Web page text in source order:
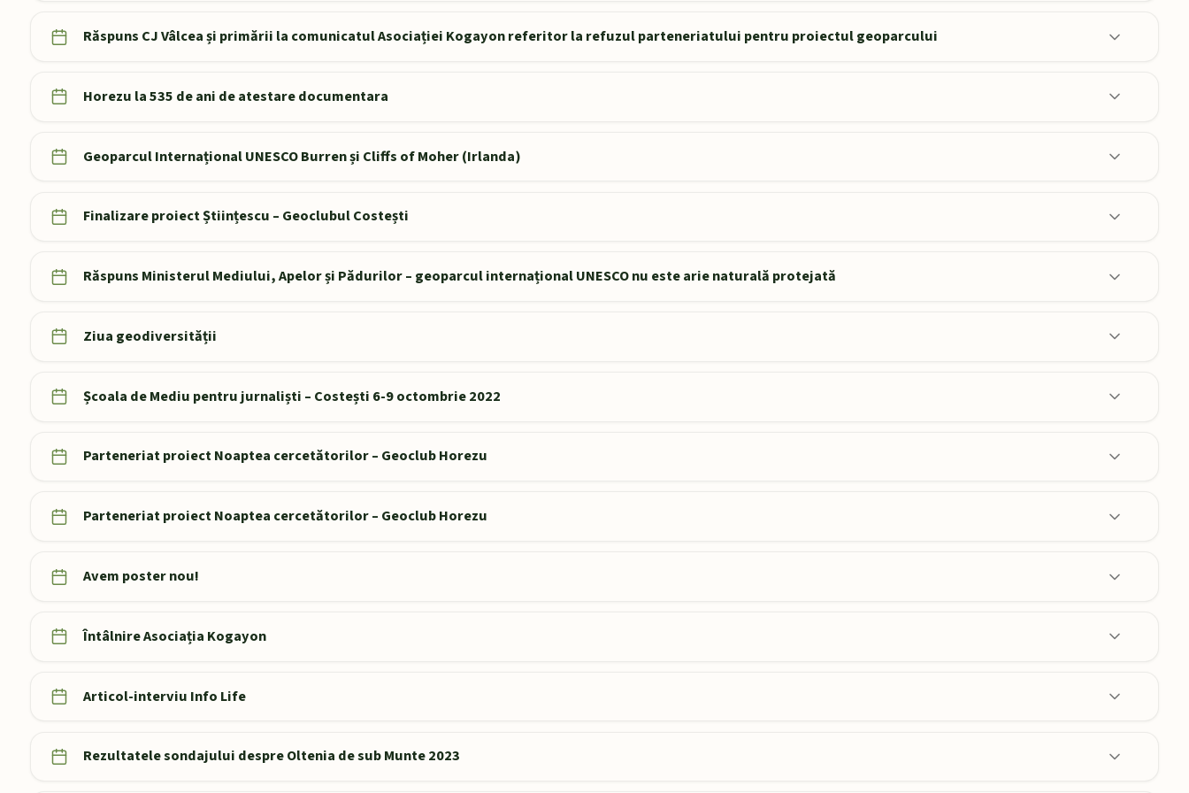
Răspuns CJ Vâlcea și primării la comunicatul Asociației Kogayon referitor la refuzul parteneriatului pentru proiectul geoparcului
Horezu la 535 de ani de atestare documentara
Geoparcul Internațional UNESCO Burren și Cliffs of Moher (Irlanda)
Finalizare proiect Științescu – Geoclubul Costești
Răspuns Ministerul Mediului, Apelor și Pădurilor – geoparcul internațional UNESCO nu este arie naturală protejată
Ziua geodiversității
Școala de Mediu pentru jurnaliști – Costești 6-9 octombrie 2022
Parteneriat proiect Noaptea cercetătorilor – Geoclub Horezu
Parteneriat proiect Noaptea cercetătorilor – Geoclub Horezu
Avem poster nou!
Întâlnire Asociația Kogayon
Articol-interviu Info Life
Rezultatele sondajului despre Oltenia de sub Munte 2023